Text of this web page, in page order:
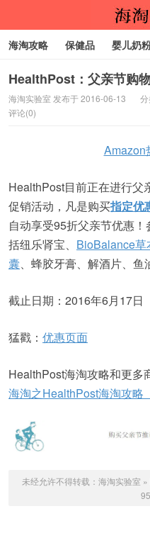
海淘攻略 保健品 婴儿奶
代购服务
HealthPost：父亲节购
海淘实验室 发布于 2016-06-13 分
评论(0)
Amazon
HealthPost目前正在进行父
促销活动，凡是购买指定优
自动享受95折父亲节优惠
括纽乐肾宝、 BioBalance草
囊、蜂胶牙膏、解酒片、鱼
截止日期：2016年6月17日
猛戳： 优惠页面
HealthPost海淘攻略和更多
海淘之HealthPost海淘攻略
未经允许不得转载： 海淘实验室 »